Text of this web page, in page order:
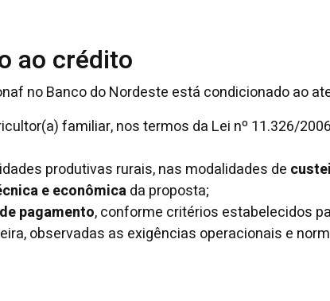
ao crédito
no Banco do Nordeste está condicionado ao
familiar, nos termos da Lei nº 11.326/
produtivas rurais, nas modalidades de
e econômicada proposta;
pagamento, conforme critérios estabelecidos
observadas as exigências operacionais e